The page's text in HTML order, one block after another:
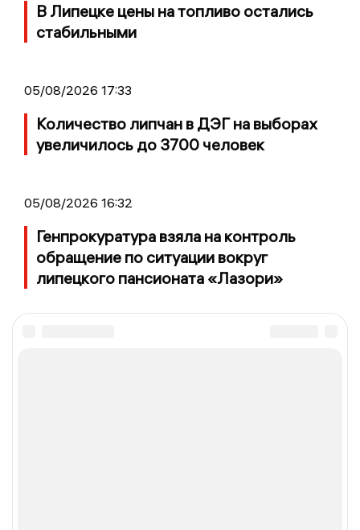
В Липецке цены на топливо остались
стабильными
05/08/2026 17:33
Количество липчан в ДЭГ на выборах
увеличилось до 3700 человек
05/08/2026 16:32
Генпрокуратура взяла на контроль
обращение по ситуации вокруг
липецкого пансионата «Лазори»